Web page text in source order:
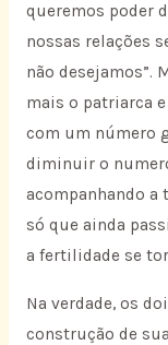
queremos poder
nossas relações
não desejamos”.
mais o patriarca
com um número
diminuir o
acompanhando a
só que ainda
a fertilidade se
Na verdade, os
construção de